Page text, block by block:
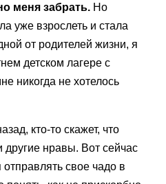
меня забрать. Но
уже взрослеть и стала
от родителей жизни, я
детском лагере с
никогда не хотелось
кто-то скажет, что
нравы. Вот сейчас
свое чадо в